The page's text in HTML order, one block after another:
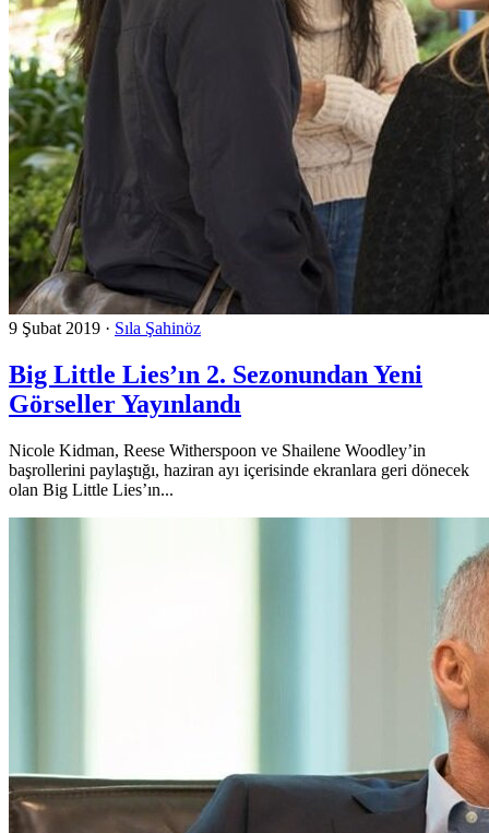
9 Şubat 2019 · Sıla Şahinöz
Big Little Lies’ın 2. Sezonundan Yeni
Görseller Yayınlandı
Nicole Kidman, Reese Witherspoon ve Shailene Woodley’in
başrollerini paylaştığı, haziran ayı içerisinde ekranlara geri dönecek
olan Big Little Lies’ın...